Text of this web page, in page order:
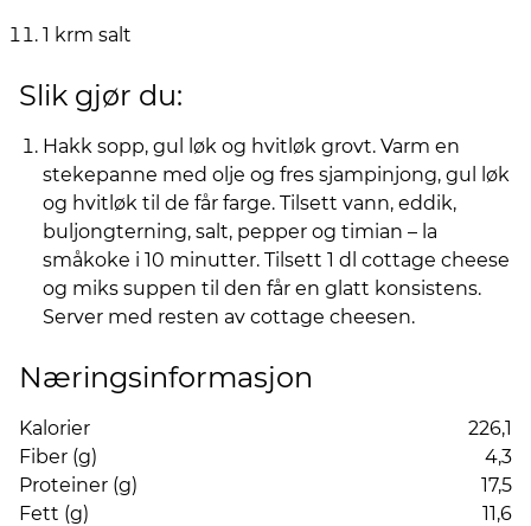
1 krm salt
Slik gjør du:
Hakk sopp, gul løk og hvitløk grovt. Varm en
stekepanne med olje og fres sjampinjong, gul løk
og hvitløk til de får farge. Tilsett vann, eddik,
buljongterning, salt, pepper og timian – la
småkoke i 10 minutter. Tilsett 1 dl cottage cheese
og miks suppen til den får en glatt konsistens.
Server med resten av cottage cheesen.
Næringsinformasjon
Kalorier
226,1
Fiber (g)
4,3
Proteiner (g)
17,5
Fett (g)
11,6